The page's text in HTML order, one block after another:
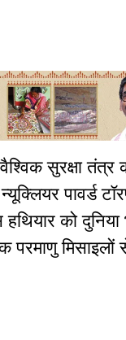
सुरक्षा तंत्र
पावर्ड
को दुनिया
परमाणु मिसाइलों